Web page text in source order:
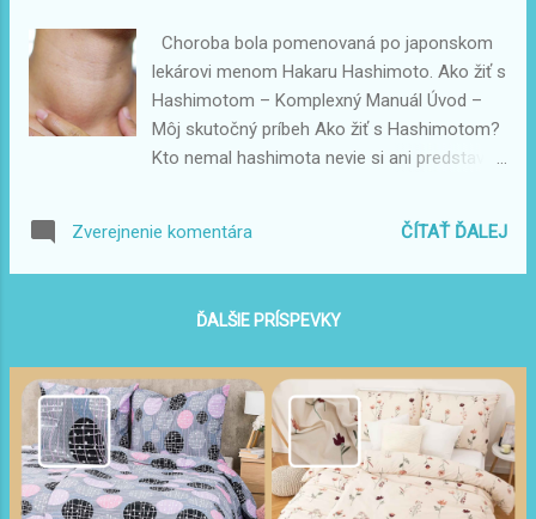
nežijú v Chorvátsku. Následne tieto objekty
prenajímajú ďalej turistom cez sociálne
siete, weby, či dokonca známe platformy ako
Booking.com – často bez vedomia alebo
plného súhlasu majiteľa . Kľúčové problémy:
ako legálne turistické ubytovanie) Neexistuje
nedostanú žiadny ubytovací doklad alebo len
Choroba bola pomenovaná po japonskom
lekárovi menom Hakaru Hashimoto. Ako žiť s
Hashimotom – Komplexný Manuál Úvod –
Môj skutočný príbeh Ako žiť s Hashimotom?
Kto nemal hashimota nevie si ani predstaviť
Obzvlášt, ak ste bola donedávna extra
aktívna osoba a mohli ste všetko. Vnútorné
výčitky či som lenivá, lebo zrazu rutinné veci
vnútornej pohode nepomôžu. U lekárov som
zahŕňali: nesmiernu únavu zlý spánok málo
energie vnútorné napätie nervozitu,
podráždenosť búšenie srdca brain fog
(mozgovú hmlu) zlú pamäť a koncentráciu
bolesti hlavy, úzkosti, panické ataky reflux,
Zverejnenie komentára ČÍTAŤ ĎALEJ
ĎALŠIE PRÍSPEVKY